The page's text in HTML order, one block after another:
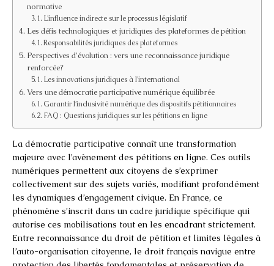
normative
L’influence indirecte sur le processus législatif
Les défis technologiques et juridiques des plateformes de pétition
Responsabilités juridiques des plateformes
Perspectives d’évolution : vers une reconnaissance juridique
renforcée?
Les innovations juridiques à l’international
Vers une démocratie participative numérique équilibrée
Garantir l’inclusivité numérique des dispositifs pétitionnaires
FAQ : Questions juridiques sur les pétitions en ligne
La démocratie participative connaît une transformation
majeure avec l’avènement des pétitions en ligne. Ces outils
numériques permettent aux citoyens de s’exprimer
collectivement sur des sujets variés, modifiant profondément
les dynamiques d’engagement civique. En France, ce
phénomène s’inscrit dans un cadre juridique spécifique qui
autorise ces mobilisations tout en les encadrant strictement.
Entre reconnaissance du droit de pétition et limites légales à
l’auto-organisation citoyenne, le droit français navigue entre